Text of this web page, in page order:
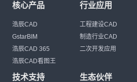
核心产品
浩辰CAD
GstarBIM
浩辰CAD 365
浩辰CAD看图王
行业应用
工程建设CAD
制造行业CAD
二次开发应用
技术支持 生态伙伴